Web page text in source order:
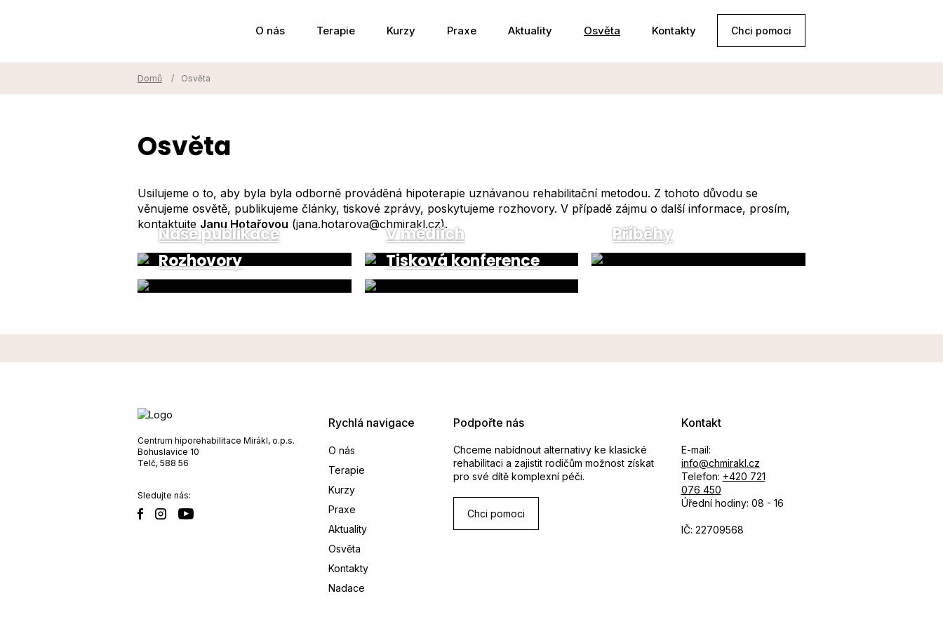
O nás Terapie Kurzy Praxe Aktuality Osvěta Kontakty Chci pomoci
Domů / Osvěta
Osvěta
Usilujeme o to, aby byla byla odborně prováděná hipoterapie uznávanou rehabilitační metodou. Z tohoto důvodu se
věnujeme osvětě, publikujeme články, tiskové zprávy, poskytujeme rozhovory. V případě zájmu o další informace, prosím,
kontaktujte Janu Hotařovou (jana.hotarova@chmirakl.cz).
Naše publikace V médiích
Příběhy
Rozhovory
Tisková konference
Centrum hiporehabilitace Mirákl, o.p.s.
Bohuslavice 10
Telč, 588 56
Sledujte nás:
Rychlá navigace
O nás
Terapie
Kurzy
Praxe
Aktuality
Osvěta
Kontakty
Nadace
Podpořte nás
Chceme nabídnout alternativy ke klasické
rehabilitaci a zajistit rodičům možnost získat
pro své dítě komplexní péči.
Chci pomoci
Kontakt
E-mail:
info@chmirakl.cz
Telefon: +420 721
076 450
Úřední hodiny: 08 - 16
IČ: 22709568